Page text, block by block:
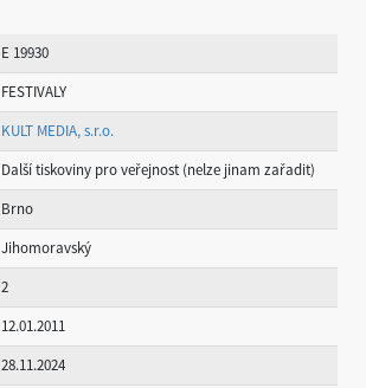
E 19930
FESTIVALY
KULT MEDIA, s.r.o.
Další tiskoviny pro veřejnost (nelze jinam zařadit)
Brno
Jihomoravský
2
12.01.2011
28.11.2024